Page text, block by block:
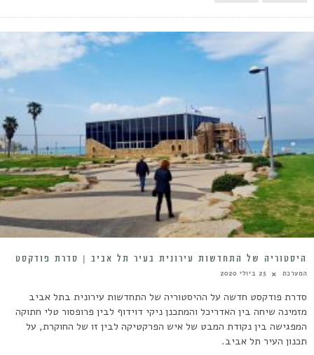
היסטוריה של התחדשות עירונית בעיר תל אביב | סדרת פודקסט
המערכת 25 ביולי 2020
סדרת פודקסט חדשה על ההיסטוריה של התחדשות עירונית בתל אביב
מזמינה שיחה בין האדריכל והמתכנן ניקי דוידוף לבין פרופסור טלי חתוקה
המפגישה בין נקודת המבט של איש הפרקטיקה לבין זו של החוקרת, על
תכנון העיר תל אביב.